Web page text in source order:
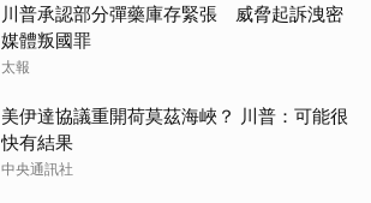
川普承認部分彈藥庫存緊張 威脅起訴洩密
媒體叛國罪
太報
美伊達協議重開荷莫茲海峽？ 川普：可能很
快有結果
中央通訊社